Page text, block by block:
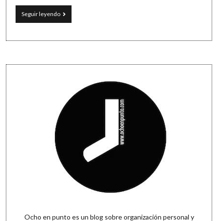
Seguir leyendoTareas
ON/OFF:
poder
contextos
sociedad
hiperconectada
Sidebar
Ocho en punto es un blog sobre organización personal y